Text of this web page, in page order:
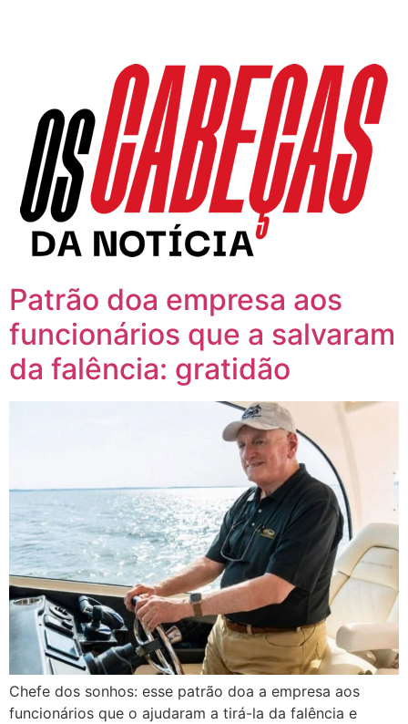
Patrão doa empresa aos
funcionários que a salvaram
da falência: gratidão
Chefe dos sonhos: esse patrão doa a empresa aos
funcionários que o ajudaram a tirá-la da falência e